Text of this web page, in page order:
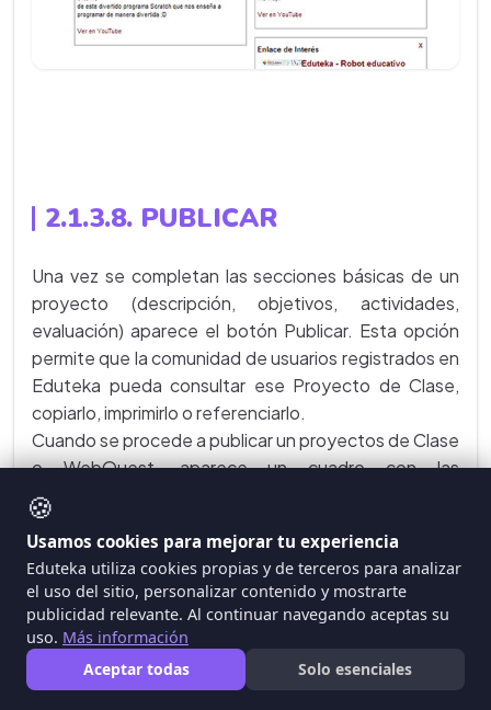
2.1.3.8. PUBLICAR
Una vez se completan las secciones básicas de un
proyecto (descripción, objetivos, actividades,
evaluación) aparece el botón Publicar. Esta opción
permite que la comunidad de usuarios registrados en
Eduteka pueda consultar ese Proyecto de Clase,
copiarlo, imprimirlo o referenciarlo.
Cuando se procede a publicar un proyectos de Clase
o WebQuest, aparece un cuadro con las
condiciones de uso
cuidadosamente y si está de acuerdo con ellas
presione el botón Acepto. De lo contrario, presione
No acepto.
🍪
Usamos cookies para mejorar tu experiencia
Eduteka utiliza cookies propias y de terceros para analizar
el uso del sitio, personalizar contenido y mostrarte
publicidad relevante. Al continuar navegando aceptas su
uso. Más información
Aceptar todas
Solo esenciales